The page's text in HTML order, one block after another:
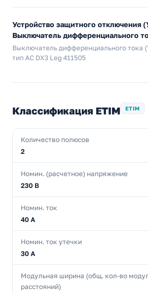
Устройство защитного отключения
Выключатель дифференциального
Выключатель дифференциального тока
тип AC DX3 Leg 411505
Классификация ETIM ETIM
Количество полюсов
2
Номин. (расчетное) напряжение
230 В
Номин. ток
40 А
Номин. ток утечки
30 А
Модульная ширина (общ. кол-во
расстояний)